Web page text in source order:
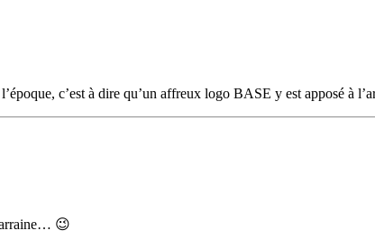
c’est à dire qu’un affreux logo BASE y est apposé à
😉